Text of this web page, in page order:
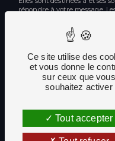
répondre à votre message.
communiquées aux seuls
droits d’accès, de
limitation, d’opposition, de
moment et du droit
autorité de contrôle, ainsi
mortem. Vous pouvez
par courrier électronique à
vous être demandé. Nous
de prise de contact puis
fins probatoires et de
vous inscrire sur la liste
disponible à cette adresse:
plus d’informations sur vos
Ce site utilise des
et vous donne le
sur ceux que vous
souhaitez activer
Tout accepter